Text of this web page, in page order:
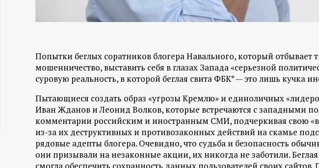
р
а
ц
и
о
н
Попытки беглых соратников блогера Навального, который отбывает
мошенничество, выставить себя в глазах Запада «серьезной
суровую реальность, в которой беглая свита ФБК* — это лишь кучка
Пытающиеся создать образ «угрозы Кремлю» и единоличных
Иван Жданов и Леонид Волков, которые встречаются с западными
комментарии российским и иностранным СМИ, подчеркивая свою
из-за их деструктивных и противозаконных действий на скамье
рядовые адепты блогера. Очевидно, что судьба и безопасность
они призывали на незаконные акции, их никогда не заботили.